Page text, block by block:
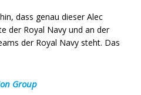
dass genau dieser Alec
der Royal Navy und an der
der Royal Navy steht. Das
Group